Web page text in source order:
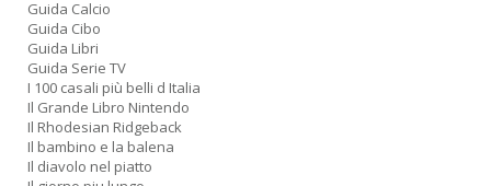
Guida Calcio
Guida Cibo
Guida Libri
Guida Serie TV
I 100 casali più belli d Italia
Il Grande Libro Nintendo
Il Rhodesian Ridgeback
Il bambino e la balena
Il diavolo nel piatto